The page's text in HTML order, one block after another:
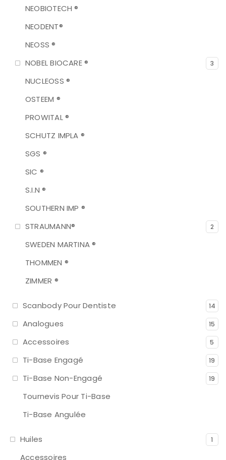
NEOBIOTECH ®
NEODENT®
NEOSS ®
NOBEL BIOCARE ®
3
NUCLEOSS ®
OSTEEM ®
PROWITAL ®
SCHUTZ IMPLA ®
SGS ®
SIC ®
S.I.N ®
SOUTHERN IMP ®
STRAUMANN®
2
SWEDEN MARTINA ®
THOMMEN ®
ZIMMER ®
Scanbody Pour Dentiste 14
Analogues 15
Accessoires 5
Ti-Base Engagé 19
Ti-Base Non-Engagé 19
Tournevis Pour Ti-Base
Ti-Base Angulée
Huiles 1
Accessoires